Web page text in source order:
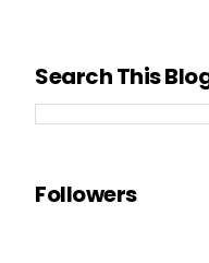
Search This
Followers